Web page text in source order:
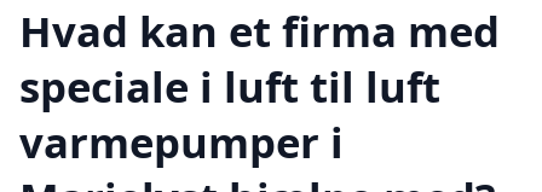
Hvad kan et firma med
speciale i luft til luft
varmepumper i